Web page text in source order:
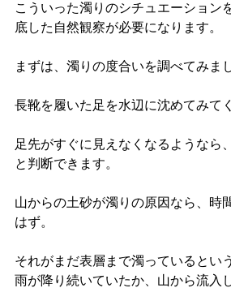
こういった濁りのシチュエーション
底した自然観察が必要になります。
まずは、濁りの度合いを調べてみま
長靴を履いた足を水辺に沈めてみて
足先がすぐに見えなくなるようなら
と判断できます。
山からの土砂が濁りの原因なら、時
はず。
それがまだ表層まで濁っているとい
雨が降り続いていたか、山から流入